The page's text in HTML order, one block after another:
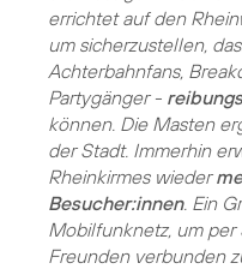
errichtet auf den
um sicherzustellen,
Achterbahnfans,
Partygänger -
können. Die Masten
der Stadt. Immerhin
Rheinkirmes wieder
Besucher:innen. Ein
Mobilfunknetz, um per
Freunden verbunden